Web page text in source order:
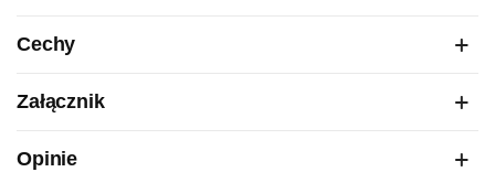
Cechy
Załącznik
Opinie